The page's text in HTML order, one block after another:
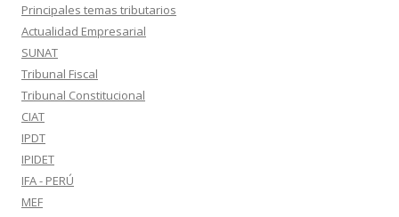
Principales temas tributarios
Actualidad Empresarial
SUNAT
Tribunal Fiscal
Tribunal Constitucional
CIAT
IPDT
IPIDET
IFA - PERÚ
MEF